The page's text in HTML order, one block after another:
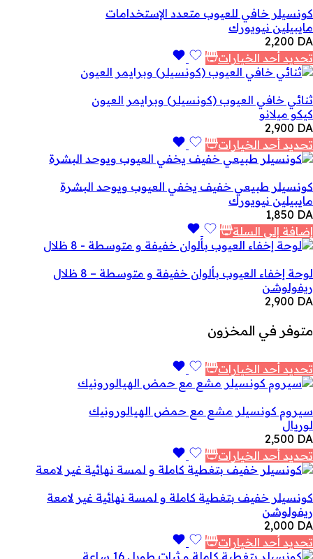
كونسيلر خافي للعيوب متعدد الإستخدامات
مايبيلين نيويورك
2,200 DA
تحديد أحد الخيارات
ثنائي خافي العيوب (كونسيلر) وبرايمر العيون
كيكو ميلانو
2,900 DA
تحديد أحد الخيارات
كونسيلر طبيعي خفيف يخفي العيوب ويوحد البشرة
مايبيلين نيويورك
1,850 DA
إضافة إلى السلة
لوحة إخفاء العيوب بألوان خفيفة و متوسطة – 8 ظلال
ريفولوشن
2,900 DA
متوفر في المخزون
تحديد أحد الخيارات
سيروم كونسيلر مشع مع حمض الهيالورونيك
لوريال
2,500 DA
تحديد أحد الخيارات
كونسيلر خفيف بتغطية كاملة و لمسة نهائية غير لامعة
ريفولوشن
2,000 DA
تحديد أحد الخيارات